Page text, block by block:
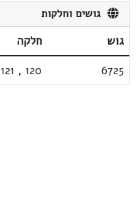
גושים וחלקות
גוש
חלקה
6725
120
,
121